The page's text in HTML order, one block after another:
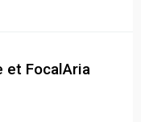
et FocalAria